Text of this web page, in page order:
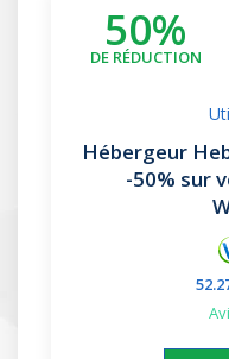
50%
DE RÉDUCTION
Hébergeur
-50% sur